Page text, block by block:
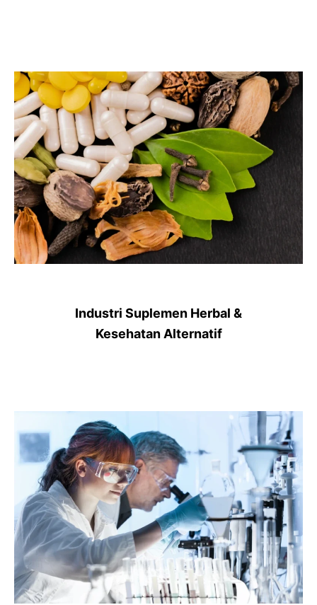
Industri Suplemen Herbal &
Kesehatan Alternatif